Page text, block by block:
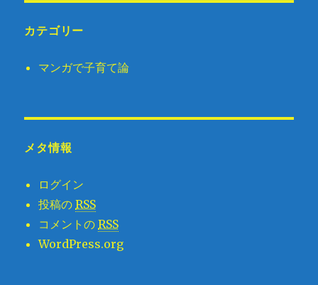
カテゴリー
マンガで子育て論
メタ情報
ログイン
投稿のRSS
コメントのRSS
WordPress.org